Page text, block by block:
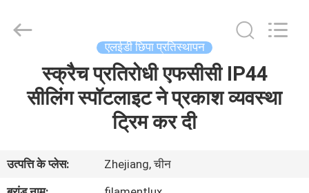
हमारे
बारे
Technology
एलईडी छिपा प्रतिस्थापन
स्क्रैच प्रतिरोधी एफसीसी IP44
सीलिंग स्पॉटलाइट ने प्रकाश व्यवस्था
ट्रिम कर दी
उत्पत्ति के प्लेस:
Zhejiang, चीन